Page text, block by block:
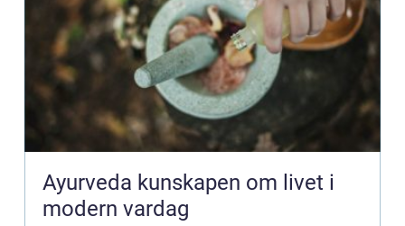
Ayurveda kunskapen om livet i
modern vardag